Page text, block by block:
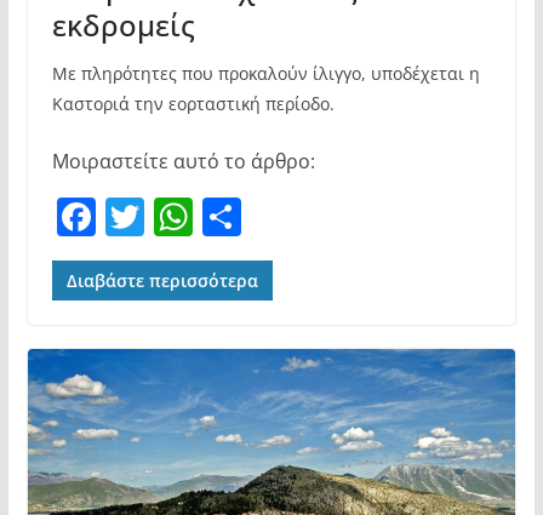
εκδρομείς
Με πληρότητες που προκαλούν ίλιγγο, υποδέχεται η
Καστοριά την εορταστική περίοδο.
Μοιραστείτε αυτό το άρθρο:
F
a
c
b
o
o
k
T
w
itt
W
h
at
A
p
p
Μ
οι
ρ
σ
τε
ίτ
ε
Διαβάστε περισσότερα